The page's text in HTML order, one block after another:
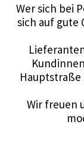
Wer sich bei
sich auf gute
Hauptstraße
Wir freuen